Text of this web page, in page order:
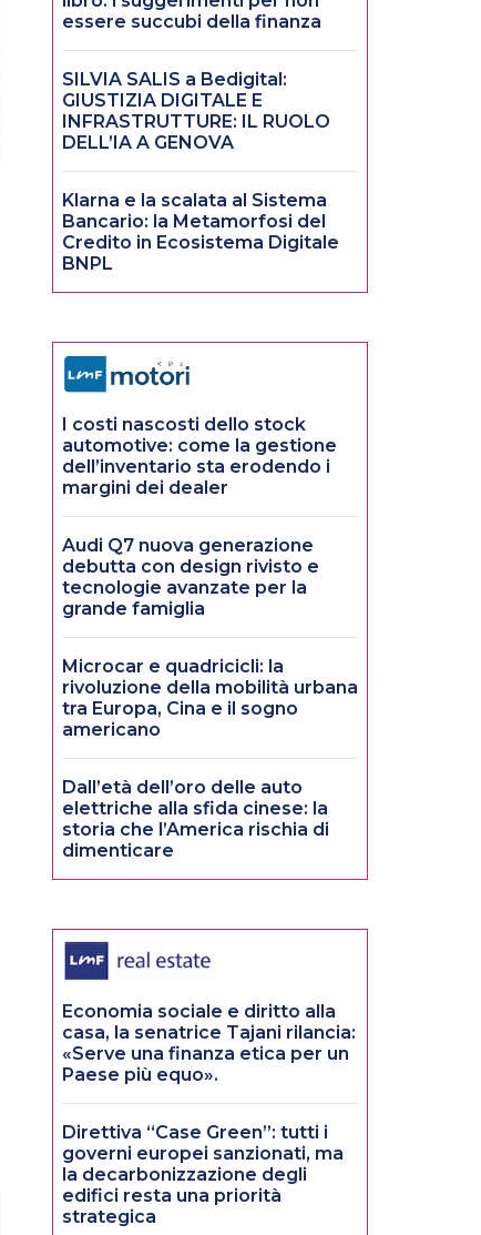
essere succubi della finanza
SILVIA SALIS a Bedigital:
GIUSTIZIA DIGITALE E
INFRASTRUTTURE: IL RUOLO
DELL’IA A GENOVA
Klarna e la scalata al Sistema
Bancario: la Metamorfosi del
Credito in Ecosistema Digitale
BNPL
I costi nascosti dello stock
automotive: come la gestione
dell’inventario sta erodendo i
margini dei dealer
Audi Q7 nuova generazione
debutta con design rivisto e
tecnologie avanzate per la
grande famiglia
Microcar e quadricicli: la
rivoluzione della mobilità urbana
tra Europa, Cina e il sogno
americano
Dall’età dell’oro delle auto
elettriche alla sfida cinese: la
storia che l’America rischia di
dimenticare
Economia sociale e diritto alla
casa, la senatrice Tajani rilancia:
«Serve una finanza etica per un
Paese più equo».
Direttiva “Case Green”: tutti i
governi europei sanzionati, ma
la decarbonizzazione degli
edifici resta una priorità
strategica